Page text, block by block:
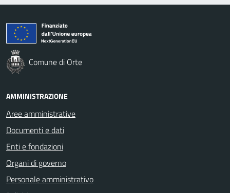
Comune di Orte
AMMINISTRAZIONE
Aree amministrative
Documenti e dati
Enti e fondazioni
Organi di governo
Personale amministrativo